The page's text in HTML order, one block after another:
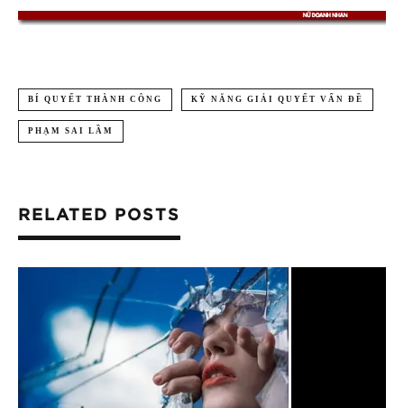
BÍ QUYẾT THÀNH CÔNG KỸ NĂNG GIẢI QUYẾT VẤN ĐỀ
PHẠM SAI LẦM
RELATED POSTS